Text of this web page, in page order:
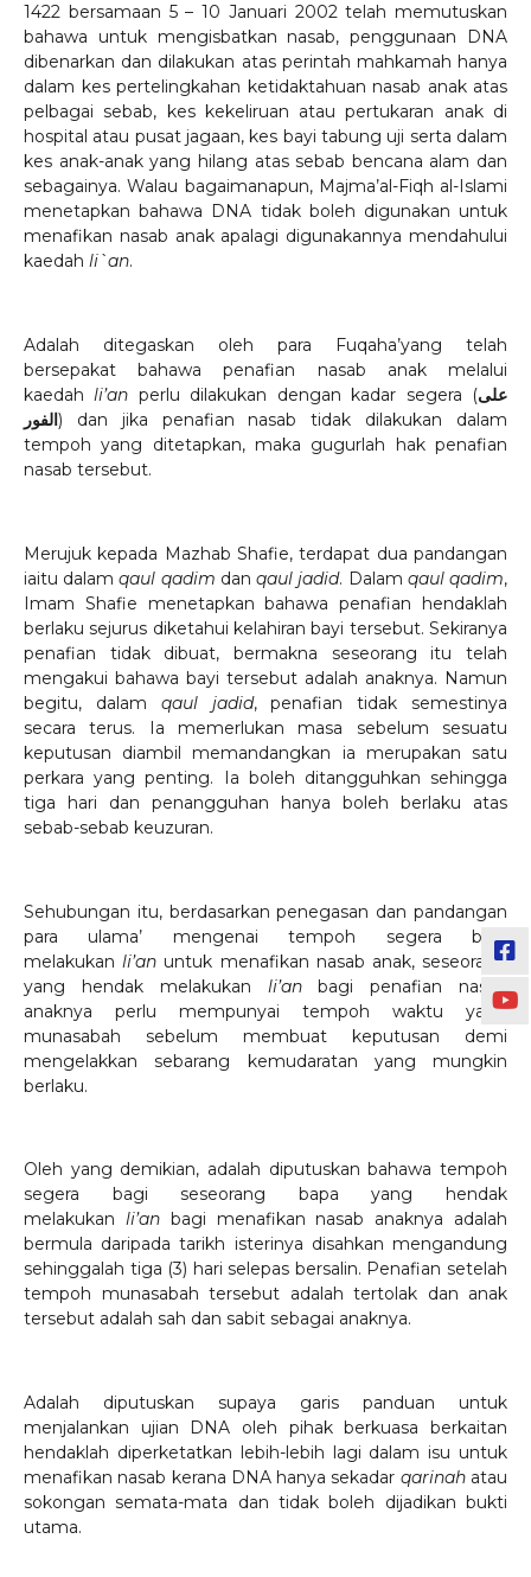
1422 bersamaan 5 – 10 Januari 2002 telah memutuskan
bahawa untuk mengisbatkan nasab, penggunaan DNA
dibenarkan dan dilakukan atas perintah mahkamah hanya
dalam kes pertelingkahan ketidaktahuan nasab anak atas
pelbagai sebab, kes kekeliruan atau pertukaran anak di
hospital atau pusat jagaan, kes bayi tabung uji serta dalam
kes anak-anak yang hilang atas sebab bencana alam dan
sebagainya. Walau bagaimanapun, Majma’al-Fiqh al-Islami
menetapkan bahawa DNA tidak boleh digunakan untuk
menafikan nasab anak apalagi digunakannya mendahului
kaedah li`an.
Adalah ditegaskan oleh para Fuqaha’yang telah
bersepakat bahawa penafian nasab anak melalui
kaedahli’an perlu dilakukan dengan kadar segera (على
الفور) dan jika penafian nasab tidak dilakukan dalam
tempoh yang ditetapkan, maka gugurlah hak penafian
nasab tersebut.
Merujuk kepada Mazhab Shafie, terdapat dua pandangan
iaitu dalamqaul qadim danqaul jadid. Dalam qaul qadim,
Imam Shafie menetapkan bahawa penafian hendaklah
berlaku sejurus diketahui kelahiran bayi tersebut. Sekiranya
penafian tidak dibuat, bermakna seseorang itu telah
mengakui bahawa bayi tersebut adalah anaknya. Namun
begitu, dalam qaul jadid, penafian tidak semestinya
secara terus. Ia memerlukan masa sebelum sesuatu
keputusan diambil memandangkan ia merupakan satu
perkara yang penting. Ia boleh ditangguhkan sehingga
tiga hari dan penangguhan hanya boleh berlaku atas
sebab-sebab keuzuran.
Sehubungan itu, berdasarkan penegasan dan pandangan
para ulama’ mengenai tempoh segera bagi
melakukanli’an untuk menafikan nasab anak, seseorang
yang hendak melakukan li’anbagi penafian nasab
anaknya perlu mempunyai tempoh waktu yang
munasabah sebelum membuat keputusan demi
mengelakkan sebarang kemudaratan yang mungkin
berlaku.
Oleh yang demikian, adalah diputuskan bahawa tempoh
segera bagi seseorang bapa yang hendak
melakukan li’an
bagi menafikan nasab anaknya adalah
bermula daripada tarikh isterinya disahkan mengandung
sehinggalah tiga (3) hari selepas bersalin. Penafian setelah
tempoh munasabah tersebut adalah tertolak dan anak
tersebut adalah sah dan sabit sebagai anaknya.
Adalah diputuskan supaya garis panduan untuk
menjalankan ujian DNA oleh pihak berkuasa berkaitan
hendaklah diperketatkan lebih-lebih lagi dalam isu untuk
menafikan nasab kerana DNA hanya sekadar qarinah atau
sokongan semata-mata dan tidak boleh dijadikan bukti
utama.